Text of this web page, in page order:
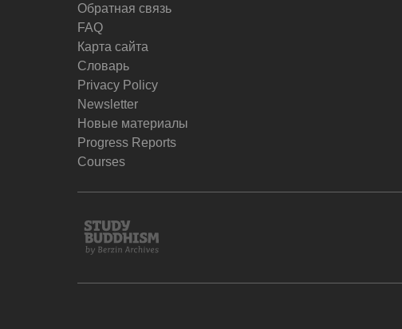
Обратная связь
FAQ
Карта сайта
Словарь
Privacy Policy
Newsletter
Новые материалы
Progress Reports
Courses
Study
Buddhism